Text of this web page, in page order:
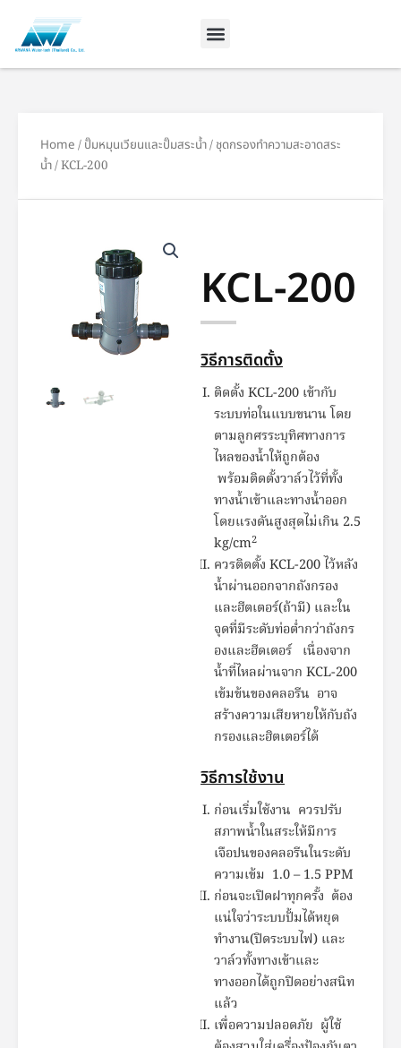
content
Home / ปั๊มหมุนเวียนและปั๊มสระน้ำ/ ชุดกรองทำความสะอาดสระ
น้ำ/ KCL-200
KCL-200
วิธีการติดตั้ง
ติดตั้ง KCL-200 เข้ากับ
ระบบท่อในแบบขนาน โดย
ตามลูกศรระบุทิศทางการ
ไหลของน้ำให้ถูกต้อง
พร้อมติดตั้งวาล์วไว้ที่ทั้ง
ทางน้ำเข้าและทางน้ำออก
โดยแรงดันสูงสุดไม่เกิน 2.5
kg/cm2
ควรติดตั้ง KCL-200 ไว้หลัง
น้ำผ่านออกจากถังกรอง
และฮีตเตอร์(ถ้ามี) และใน
จุดที่มีระดับท่อต่ำกว่าถังกร
องและฮีดเตอร์ เนื่องจาก
น้ำที่ไหลผ่านจาก KCL-200
เข้มข้นของคลอรีน อาจ
สร้างความเสียหายให้กับถัง
กรองและฮิตเตอร์ได้
วิธีการใช้งาน
ก่อนเริ่มใช้งาน ควรปรับ
สภาพน้ำในสระให้มีการ
เจือปนของคลอรีนในระดับ
ความเข้ม 1.0 – 1.5 PPM
ก่อนจะเปิดฝาทุกครั้ง ต้อง
แน่ใจว่าระบบปั้มได้หยุด
ทำงาน(ปิดระบบไฟ) และ
วาล์วทั้งทางเข้าและ
ทางออกได้ถูกปิดอย่างสนิท
แล้ว
เพื่อความปลอดภัย ผู้ใช้